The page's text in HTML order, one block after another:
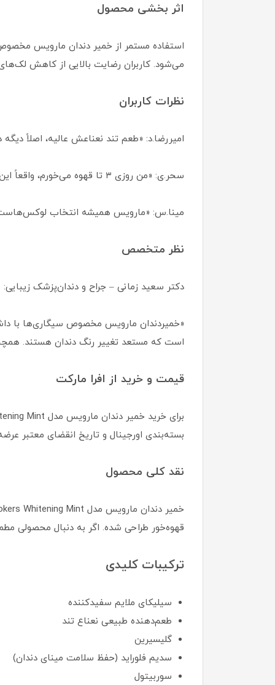
اثر بخشی محصول
استفاده مستمر از خمیر دندان مارویس
می‌شود. کاربران رضایت بالایی از کاهش لک‌های
نظرات کاربران
امیررضا.د: «طعم تند نعناعش عالیه، اصلاً
سحر.ی: «من روزی ۳ تا قهوه می‌خورم، واقعاً این خمیردندون کمک کرده دندونام سفیدتر شن.»
مینا.س: «مارویس همیشه انتخاب
نظر متخصص
دکتر سعید زمانی – جراح و دندان‌پزشک زیبایی:
«خمیردندان مارویس مخصوص سیگاری‌ها با
است که مستعد تغییر رنگ دندان هستند.
قیمت و خرید از افرا مارکت
بسته‌بندی اورجینال و تاریخ انقضای معتبر
نقد کلی محصول
قهوه‌خور طراحی شده. اگر به دنبال محصولی
ترکیبات کلیدی
سیلیکای ملایم سفیدکننده
طعم‌دهنده طبیعی نعناع تند
گلیسیرین
سدیم فلوراید (حفظ سلامت مینای دندان)
سوربیتول